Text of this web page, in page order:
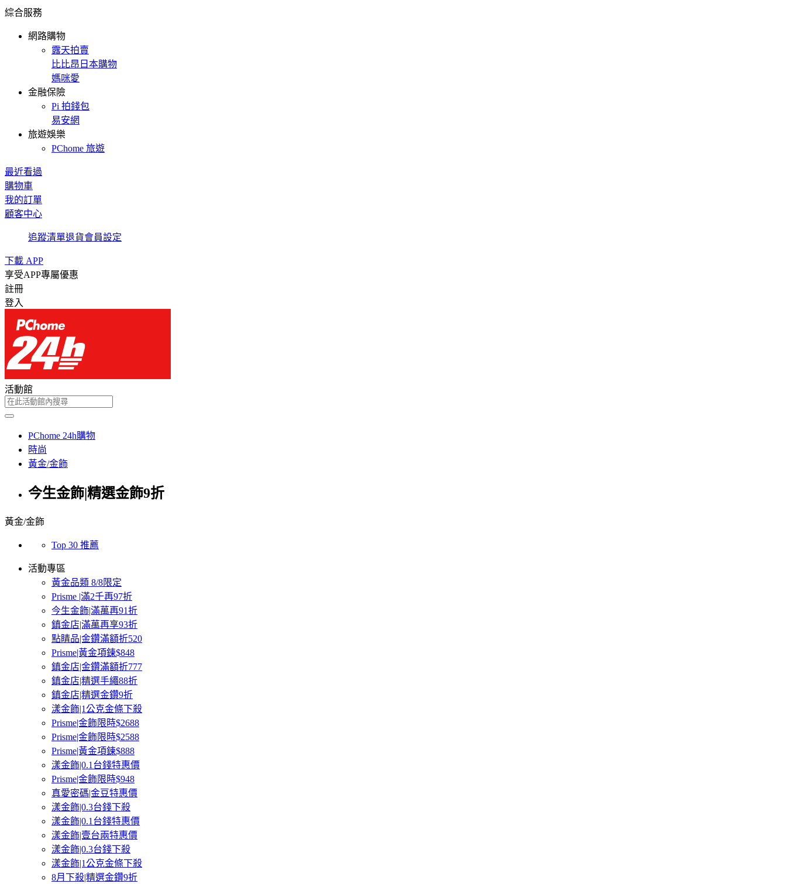
綜合服務
網路購物
露天拍賣
比比昂日本購物
媽咪愛
金融保險
Pi 拍錢包
易安網
旅遊娛樂
PChome 旅遊
最近看過
購物車
我的訂單
顧客中心
追蹤清單退貨會員設定
下載 APP
享受APP專屬優惠
註冊
登入
活動館
PChome 24h購物
時尚
黃金/金飾
今生金飾|精選金飾9折
黃金/金飾
Top 30 推薦
活動專區
黃金品類 8/8限定
Prisme |滿2千再97折
今生金飾|滿萬再91折
鎮金店|滿萬再享93折
點睛品|金鑽滿額折520
Prisme|黃金項鍊$848
鎮金店|金鑽滿額折777
鎮金店|精選手繩88折
鎮金店|精選金鑽9折
漾金飾|1公克金條下殺
Prisme|金飾限時$2688
Prisme|金飾限時$2588
Prisme|黃金項鍊$888
漾金飾|0.1台錢特惠價
Prisme|金飾限時$948
真愛密碼|金豆特惠價
漾金飾|0.3台錢下殺
漾金飾|0.1台錢特惠價
漾金飾|壹台兩特惠價
漾金飾|0.3台錢下殺
漾金飾|1公克金條下殺
8月下殺|精選金鑽9折